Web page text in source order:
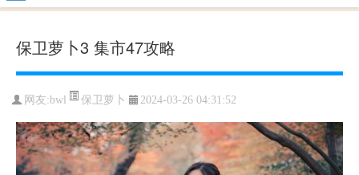
保卫萝卜3 集市47攻略
网友:bwl 保卫萝卜 2024-03-26 04:31:52